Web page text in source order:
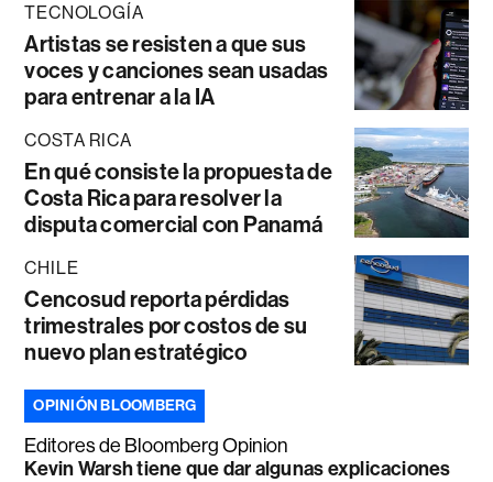
TECNOLOGÍA
Artistas se resisten a que sus
voces y canciones sean usadas
para entrenar a la IA
COSTA RICA
En qué consiste la propuesta de
Costa Rica para resolver la
disputa comercial con Panamá
CHILE
Cencosud reporta pérdidas
trimestrales por costos de su
nuevo plan estratégico
OPINIÓN BLOOMBERG
Editores de Bloomberg Opinion
Kevin Warsh tiene que dar algunas explicaciones